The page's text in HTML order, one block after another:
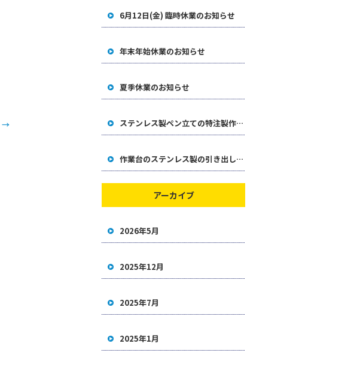
→
6月12日(金) 臨時休業のお知らせ
年末年始休業のお知らせ
夏季休業のお知らせ
ステンレス製ペン立ての特注製作事例
作業台のステンレス製の引き出しをオリジナル製作した事例
アーカイブ
2026年5月
2025年12月
2025年7月
2025年1月